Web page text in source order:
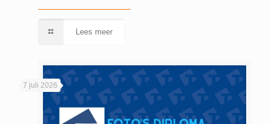
Lees meer
7 juli 2026